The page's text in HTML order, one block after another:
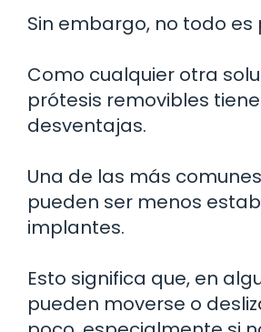
Sin embargo, no todo es
Como cualquier otra
prótesis removibles
desventajas.
Una de las más
pueden ser menos
implantes.
Esto significa que, en
pueden moverse o